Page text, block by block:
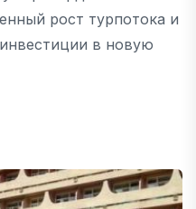
рост турпотока и
в новую